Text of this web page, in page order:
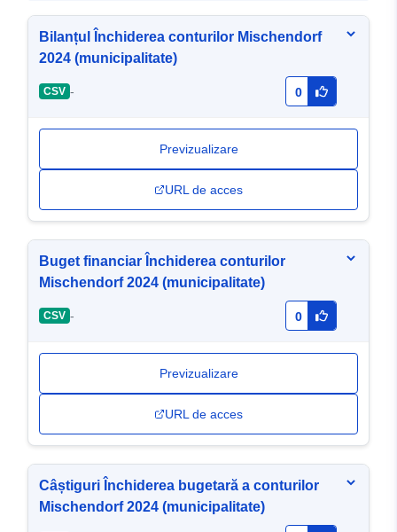
Bilanțul Închiderea conturilor Mischendorf
2024 (municipalitate)
CSV - 0
Previzualizare
URL de acces
Buget financiar Închiderea conturilor
Mischendorf 2024 (municipalitate)
CSV - 0
Previzualizare
URL de acces
Câștiguri Închiderea bugetară a conturilor
Mischendorf 2024 (municipalitate)